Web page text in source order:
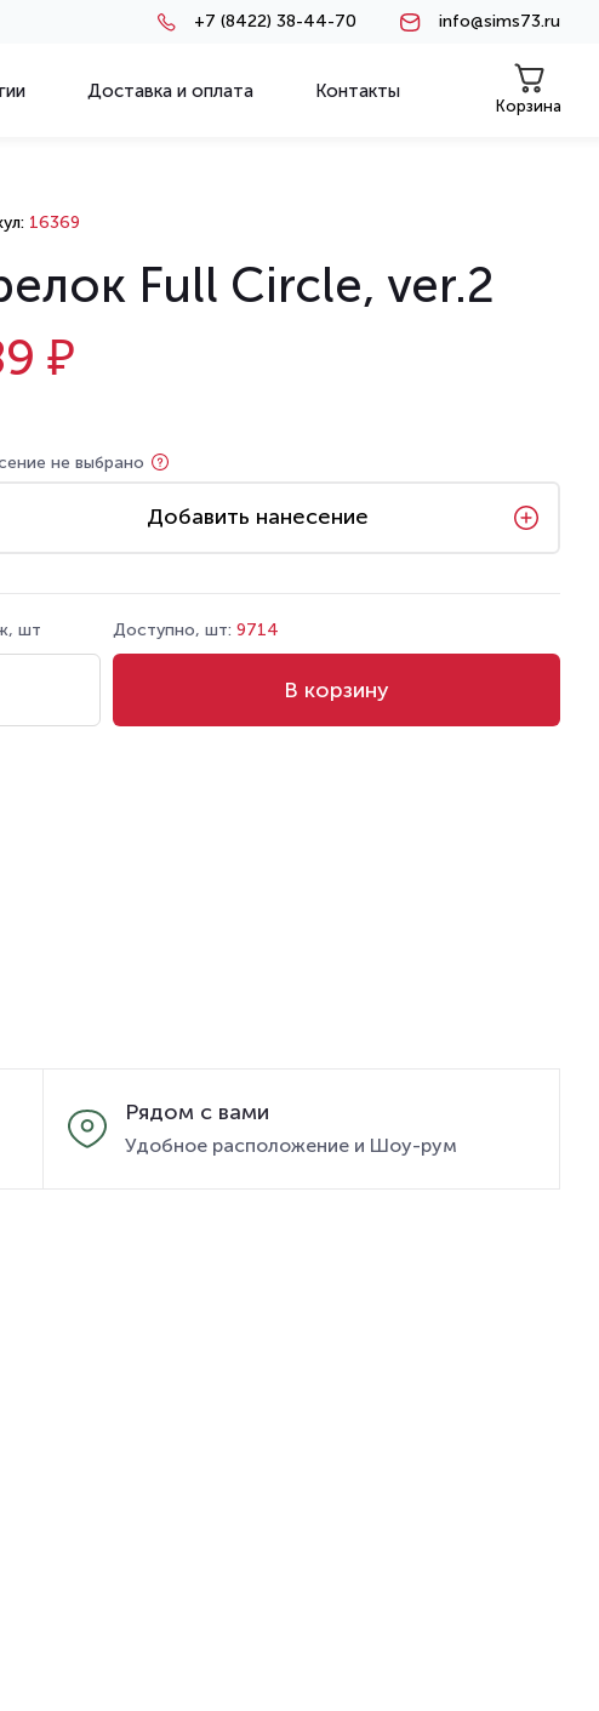
+7 (8422) 38-44-70 info@sims73.ru
Доставка и оплата Контакты
Корзина
16369
Full Circle, ver.2
₽
не выбрано
Добавить нанесение
шт Доступно, шт: 9714
В корзину
Рядом с вами
Удобное расположение и Шоу-рум